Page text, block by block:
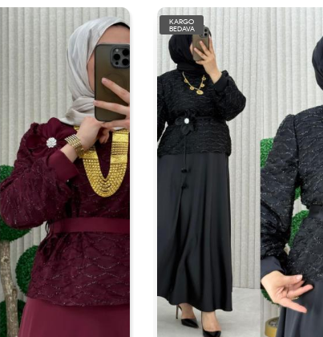
KARGO
BEDAVA